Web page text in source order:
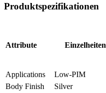
Produktspezifikationen
Attribute Einzelheiten
Applications
Low-PIM
Body Finish
Silver